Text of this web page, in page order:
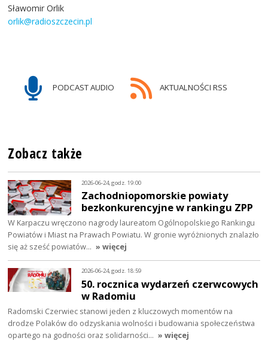
Sławomir Orlik
orlik@radioszczecin.pl
PODCAST AUDIO AKTUALNOŚCI RSS
Zobacz także
2026-06-24, godz. 19:00
Zachodniopomorskie powiaty
bezkonkurencyjne w rankingu ZPP
W Karpaczu wręczono nagrody laureatom Ogólnopolskiego Rankingu
Powiatów i Miast na Prawach Powiatu. W gronie wyróżnionych znalazło
się aż sześć powiatów… » więcej
2026-06-24, godz. 18:59
50. rocznica wydarzeń czerwcowych
w Radomiu
Radomski Czerwiec stanowi jeden z kluczowych momentów na
drodze Polaków do odzyskania wolności i budowania społeczeństwa
opartego na godności oraz solidarności… » więcej